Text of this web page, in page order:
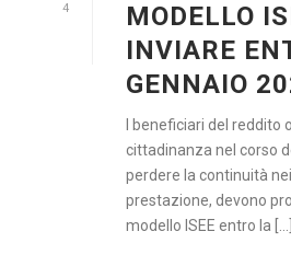
4
MODELLO
INVIARE
GENNAIO
I beneficiari del reddito
cittadinanza nel corso
perdere la continuità
prestazione, devono
modello ISEE entro la [...]